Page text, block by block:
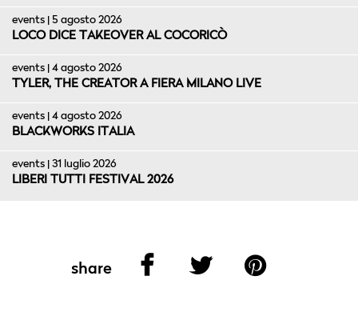
events | 5 agosto 2026
LOCO DICE TAKEOVER AL COCORICÒ
events | 4 agosto 2026
TYLER, THE CREATOR A FIERA MILANO LIVE
events | 4 agosto 2026
BLACKWORKS ITALIA
events | 31 luglio 2026
LIBERI TUTTI FESTIVAL 2026
share